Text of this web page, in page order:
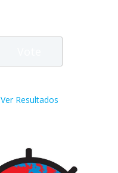
Ver Resultados